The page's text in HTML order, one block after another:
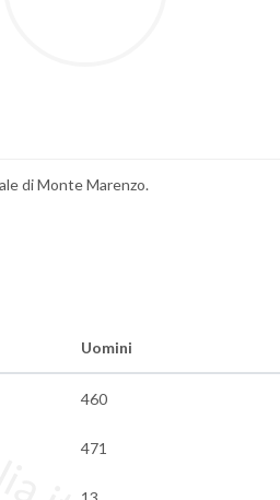
di Monte Marenzo.
Uomini
460
471